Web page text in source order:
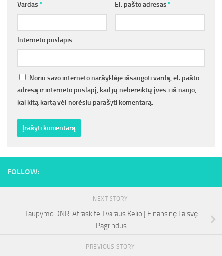
Vardas * El. pašto adresas *
Interneto puslapis
Noriu savo interneto naršyklėje išsaugoti vardą, el. pašto
adresą ir interneto puslapį, kad jų nebereiktų įvesti iš naujo,
kai kitą kartą vėl norėsiu parašyti komentarą.
FOLLOW:
NEXT STORY
Taupymo DNR: Atraskite Tvaraus Kelio Į Finansinę Laisvę
Pagrindus
PREVIOUS STORY